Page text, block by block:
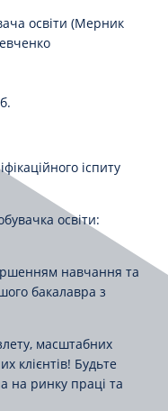
освіти (Мерник
іспиту
освіти:
навчання та
бакалавра з
масштабних
клієнтів! Будьте
на ринку праці та